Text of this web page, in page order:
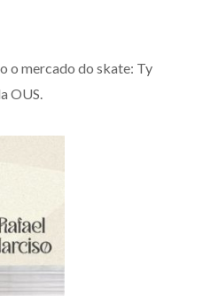
o mercado do skate: Ty
OUS.